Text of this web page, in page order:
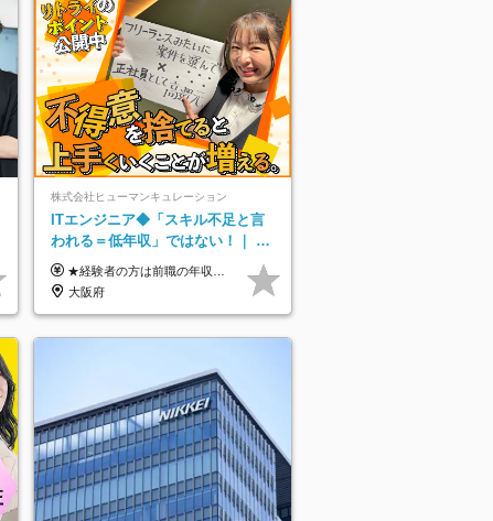
株式会社ヒューマンキュレーション
ITエンジニア◆「スキル不足と言
われる＝低年収」ではない！｜ 不
安を克服し、年収アップした社員
の実例
★経験者の方は前職の年収以上を保証します ★案件単価を開示した上で80％以上を還元します 月給25万円以上＋賞与年2回 ※経験や能力を考慮の上で優遇します ※試用期間が3ヶ月(その間の給与・待遇・雇用形態に変更はありません) ※月給には月20時間分のみなし残業手当(5万円)を含みます(超過分は別途支給) ★残業平均は月10時間以下ですので、毎月10時間分程度はお得です！
大阪府